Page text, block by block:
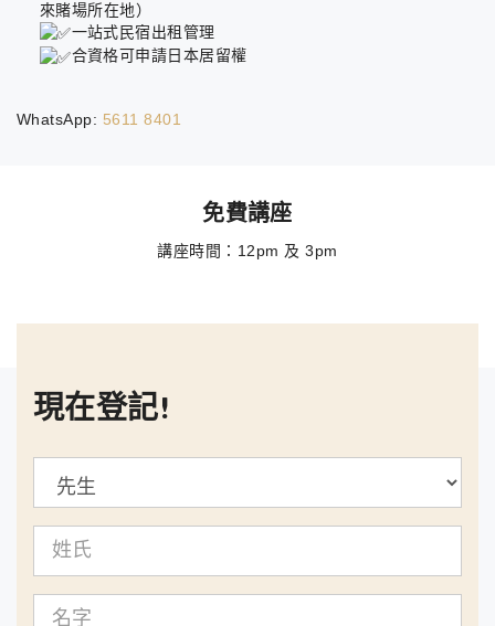
來賭場所在地）
一站式民宿出租管理
合資格可申請日本居留權
WhatsApp: 5611 8401
免費講座
講座時間：12pm 及 3pm
現在登記!